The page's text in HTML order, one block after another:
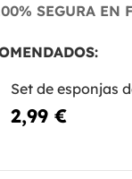
SEGURA EN
Set de esponjas
2,99 €